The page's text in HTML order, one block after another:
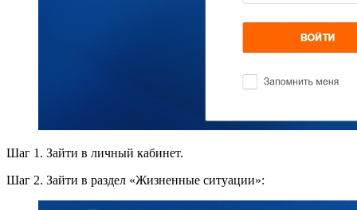
Шаг 1. Зайти в личный кабинет.
Шаг 2. Зайти в раздел «Жизненные ситуации»: